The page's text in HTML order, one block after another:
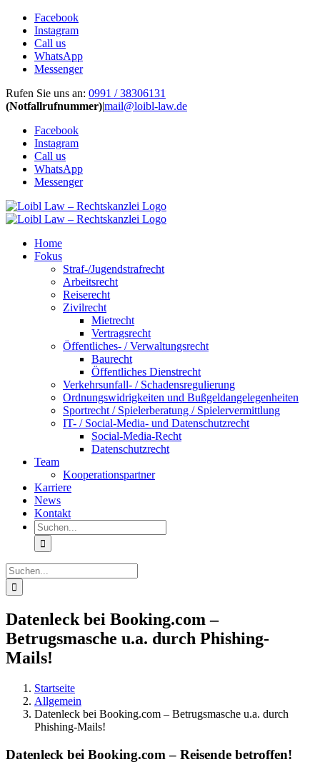
Facebook
Instagram
Call us
WhatsApp
Messenger
Zum
Inhalt
Rufen Sie uns an: 0991 / 38306131
(Notfallrufnummer)|mail@loibl-law.de
Facebook
Instagram
Call us
WhatsApp
Messenger
Home
Fokus
Straf-/Jugendstrafrecht
Arbeitsrecht
Reiserecht
Zivilrecht
Mietrecht
Vertragsrecht
Öffentliches- / Verwaltungsrecht
Baurecht
Öffentliches Dienstrecht
Verkehrsunfall- / Schadensregulierung
Ordnungswidrigkeiten und Bußgeldangelegenheiten
Sportrecht / Spielerberatung / Spielervermittlung
IT- / Social-Media- und Datenschutzrecht
Social-Media-Recht
Datenschutzrecht
Team
Kooperationspartner
Karriere
News
Kontakt
Suche
nach:
Suche
nach:
Datenleck bei Booking.com –
Betrugsmasche u.a. durch Phishing-
Mails!
Startseite
Allgemein
Datenleck bei Booking.com – Betrugsmasche u.a. durch
Phishing-Mails!
Datenleck bei Booking.com – Reisende betroffen!